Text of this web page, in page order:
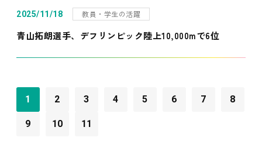
2025/11/18 教員・学生の活躍
青山拓朗選手、デフリンピック陸上10,000mで6位
1 2 3 4 5 6 7 8
9 10 11